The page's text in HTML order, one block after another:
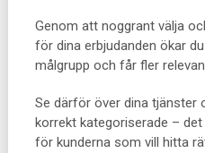
Genom att noggrant välja
för dina erbjudanden ökar
målgrupp och får fler
Se därför över dina tjänster
korrekt kategoriserade –
för kunderna som vill hitta